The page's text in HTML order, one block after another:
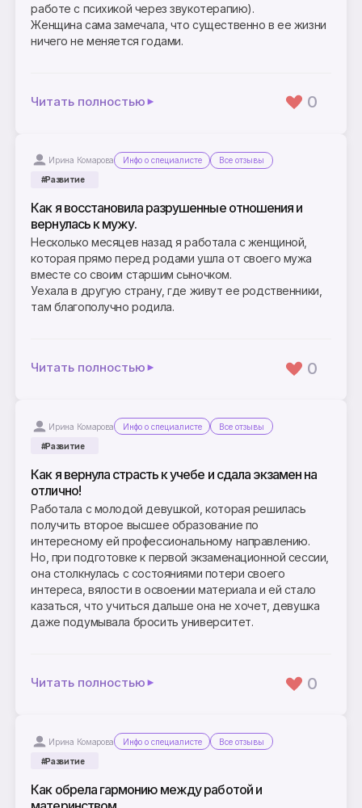
работе с психикой через звукотерапию).
Женщина сама замечала, что существенно в ее жизни
ничего не меняется годами.
Читать полностью 0
Ирина Комарова Инфо о специалисте
Все отзывы
#Развитие
Как я восстановила разрушенные отношения и
вернулась к мужу.
Несколько месяцев назад я работала с женщиной,
которая прямо перед родами ушла от своего мужа
вместе со своим старшим сыночком.
Уехала в другую страну, где живут ее родственники,
там благополучно родила.
Читать полностью 0
Ирина Комарова Инфо о специалисте
Все отзывы
#Развитие
Как я вернула страсть к учебе и сдала экзамен на
отлично!
Работала с молодой девушкой, которая решилась
получить второе высшее образование по
интересному ей профессиональному направлению.
Но, при подготовке к первой экзаменационной сессии,
она столкнулась с состояниями потери своего
интереса, вялости в освоении материала и ей стало
казаться, что учиться дальше она не хочет, девушка
даже подумывала бросить университет.
Читать полностью 0
Ирина Комарова Инфо о специалисте
Все отзывы
#Развитие
Как обрела гармонию между работой и